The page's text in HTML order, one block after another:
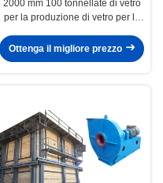
2000 mm 100 tonnellate di vetro
per la produzione di vetro per la
Ottenga il migliore prezzo